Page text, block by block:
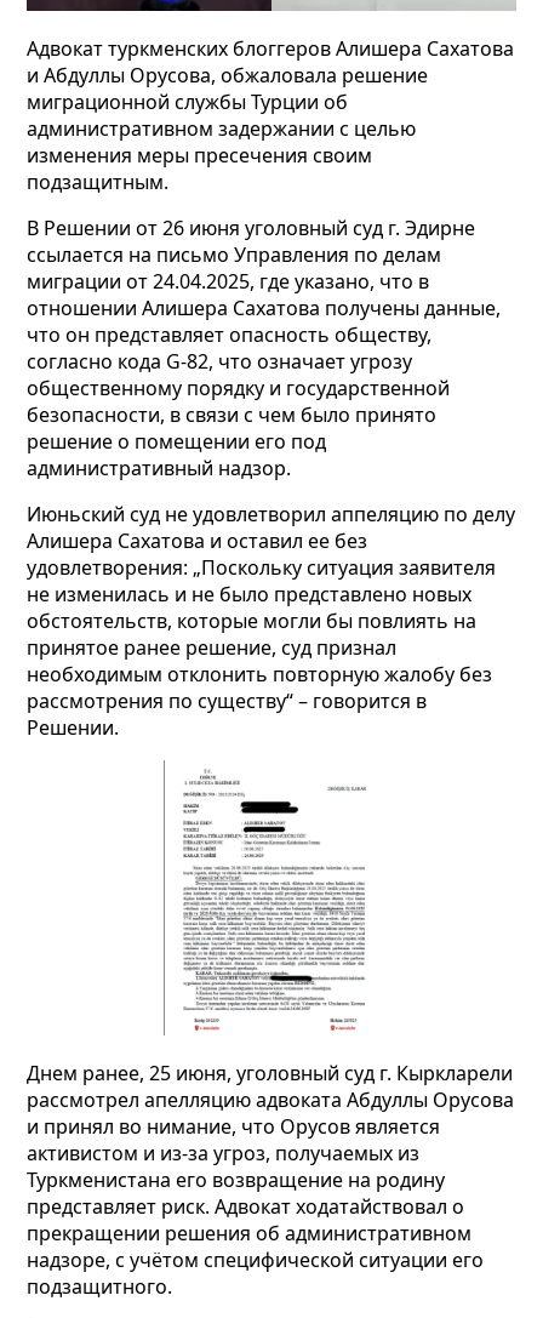
Адвокат туркменских блоггеров Алишера Сахатова
и Абдуллы Орусова, обжаловала решение
миграционной службы Турции об
административном задержании с целью
изменения меры пресечения своим
подзащитным.
В Решении от 26 июня уголовный суд г. Эдирне
ссылается на письмо Управления по делам
миграции от 24.04.2025, где указано, что в
отношении Алишера Сахатова получены данные,
что он представляет опасность обществу,
согласно кода G-82, что означает угрозу
общественному порядку и государственной
безопасности, в связи с чем было принято
решение о помещении его под
административный надзор.
Июньский суд не удовлетворил аппеляцию по делу
Алишера Сахатова и оставил ее без
удовлетворения: „Поскольку ситуация заявителя
не изменилась и не было представлено новых
обстоятельств, которые могли бы повлиять на
принятое ранее решение, суд признал
необходимым отклонить повторную жалобу без
рассмотрения по существу“ – говорится в
Решении.
Днем ранее, 25 июня, уголовный суд г. Кыркларели
рассмотрел апелляцию адвоката Абдуллы Орусова
и принял во нимание, что Орусов является
активистом и из-за угроз, получаемых из
Туркменистана его возвращение на родину
представляет риск. Адвокат ходатайствовал о
прекращении решения об административном
надзоре, с учётом специфической ситуации его
подзащитного.